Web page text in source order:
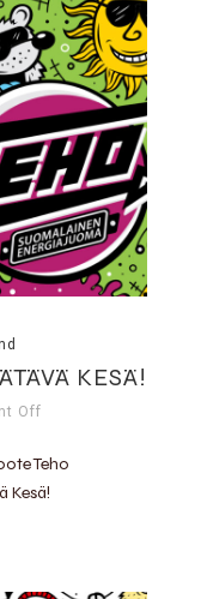
KESÄ!
Off
Teho
Kesä!